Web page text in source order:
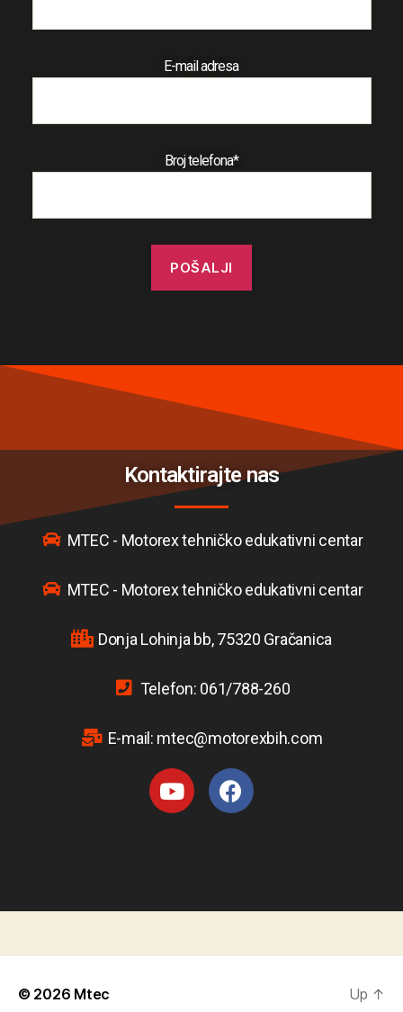
E-mail adresa
Broj telefona*
Kontaktirajte nas
MTEC - Motorex tehničko edukativni centar
MTEC - Motorex tehničko edukativni centar
Donja Lohinja bb, 75320 Gračanica
Telefon: 061/788-260
E-mail: mtec@motorexbih.com
© 2026 Mtec Up ↑